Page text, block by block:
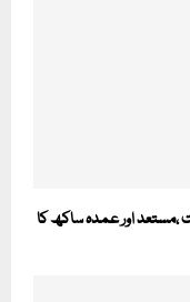
،مستعد اور عمدہ ساکھ کا